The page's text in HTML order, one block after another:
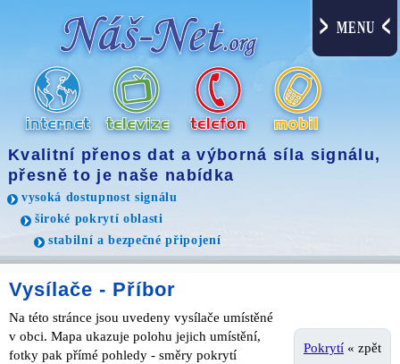
MENU
Kvalitní přenos dat a výborná síla signálu,
přesně to je naše nabídka
vysoká dostupnost signálu
široké pokrytí oblasti
stabilní a bezpečné připojení
Pokrytí « zpět
Vysílače - Příbor
Na této stránce jsou uvedeny vysílače umístěné
v obci. Mapa ukazuje polohu jejich umístění,
fotky pak přímé pohledy - směry pokrytí